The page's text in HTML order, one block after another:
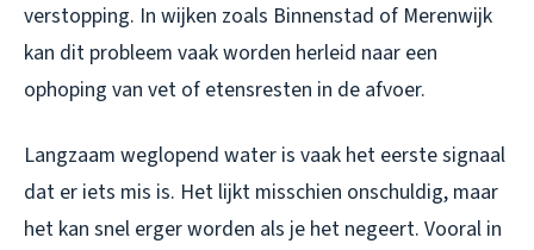
verstopping. In wijken zoals Binnenstad of Merenwijk
kan dit probleem vaak worden herleid naar een
ophoping van vet of etensresten in de afvoer.
Langzaam weglopend water is vaak het eerste signaal
dat er iets mis is. Het lijkt misschien onschuldig, maar
het kan snel erger worden als je het negeert. Vooral in